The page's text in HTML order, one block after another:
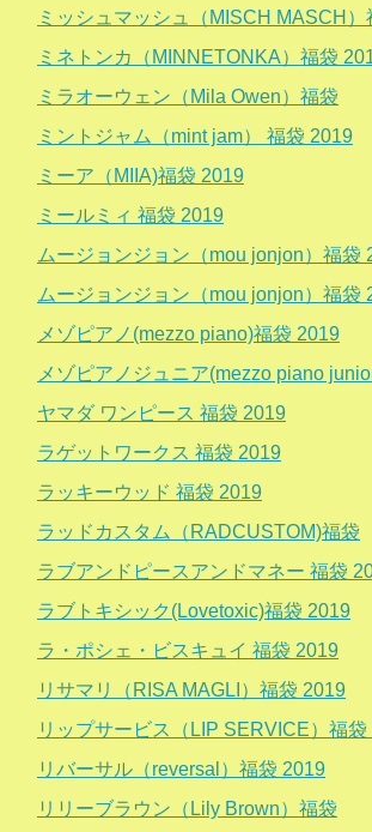
ミッシュマッシュ（MISCH MASCH）
ミネトンカ（MINNETONKA）福袋
ミラオーウェン（Mila Owen）福袋
ミントジャム（mint jam） 福袋 2019
ミーア（MIIA)福袋 2019
ミールミィ 福袋 2019
ムージョンジョン（mou jonjon）福袋
ムージョンジョン（mou jonjon）福袋
メゾピアノ(mezzo piano)福袋 2019
メゾピアノジュニア(mezzo piano
ヤマダ ワンピース 福袋 2019
ラゲットワークス 福袋 2019
ラッキーウッド 福袋 2019
ラッドカスタム（RADCUSTOM)福袋
ラブアンドピースアンドマネー 福袋
ラブトキシック(Lovetoxic)福袋 2019
ラ・ポシェ・ビスキュイ 福袋 2019
リサマリ（RISA MAGLI）福袋 2019
リップサービス（LIP SERVICE）福袋
リバーサル（reversal）福袋 2019
リリーブラウン（Lily Brown）福袋